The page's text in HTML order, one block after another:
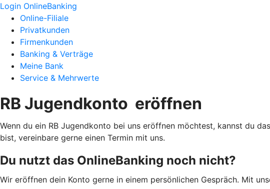
Login OnlineBanking
Online-Filiale
Privatkunden
Firmenkunden
Banking & Verträge
Meine Bank
Service & Mehrwerte
RB Jugendkonto eröffnen
Wenn du ein RB Jugendkonto bei uns eröffnen möchtest, kannst du
bist, vereinbare gerne einen Termin mit uns.
Du nutzt das OnlineBanking noch nicht?
Wir eröffnen dein Konto gerne in einem persönlichen Gespräch. Mit